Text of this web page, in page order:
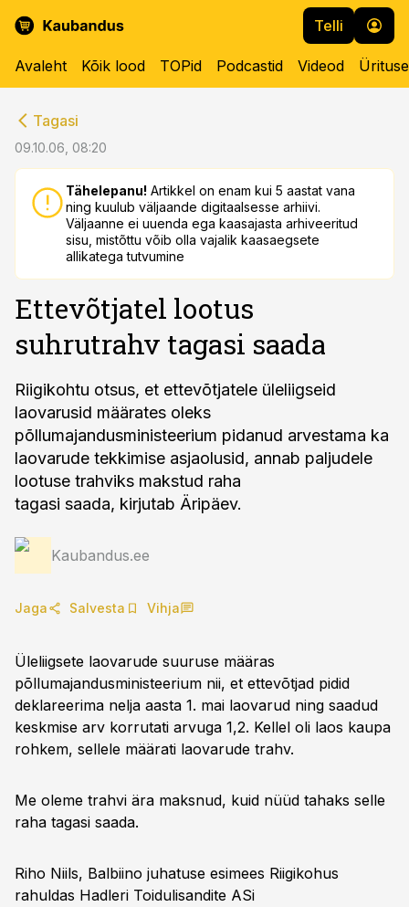
Telli
Avaleht Kõik lood TOPid Podcastid Videod
Tagasi
09.10.06, 08:20
Tähelepanu! Artikkel on enam kui 5 aastat vana
ning kuulub väljaande digitaalsesse arhiivi.
Väljaanne ei uuenda ega kaasajasta arhiveeritud
sisu, mistõttu võib olla vajalik kaasaegsete
allikatega tutvumine
Ettevõtjatel lootus
suhrutrahv tagasi saada
Riigikohtu otsus, et ettevõtjatele üleliigseid
laovarusid määrates oleks
põllumajandusministeerium pidanud arvestama ka
laovarude tekkimise asjaolusid, annab paljudele
lootuse trahviks makstud raha
tagasi saada, kirjutab Äripäev.
Kaubandus.ee
Jaga Salvesta Vihja
Üleliigsete laovarude suuruse määras
põllumajandusministeerium nii, et ettevõtjad pidid
deklareerima nelja aasta 1. mai laovarud ning saadud
keskmise arv korrutati arvuga 1,2. Kellel oli laos kaupa
rohkem, sellele määrati laovarude trahv.
Me oleme trahvi ära maksnud, kuid nüüd tahaks selle
raha tagasi saada.
Riho Niils, Balbiino juhatuse esimees Riigikohus
rahuldas Hadleri Toidulisandite ASi